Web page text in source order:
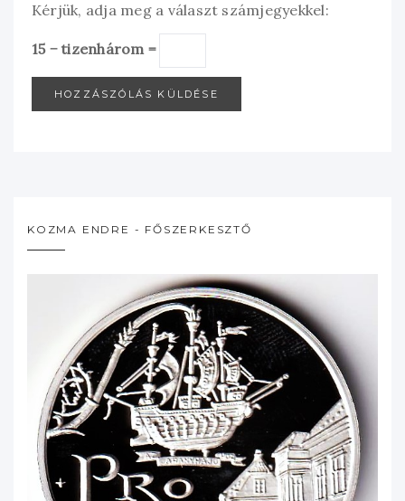
Kérjük, adja meg a választ számjegyekkel:
15 − tizenhárom =
KOZMA ENDRE - FŐSZERKESZTŐ